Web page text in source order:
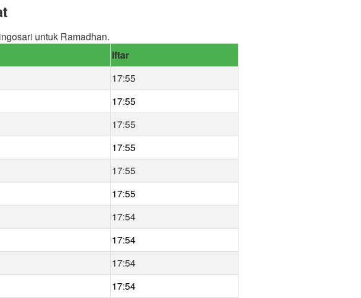
untuk Ramadhan.
Iftar
17:55
17:55
17:55
17:55
17:55
17:55
17:54
17:54
17:54
17:54